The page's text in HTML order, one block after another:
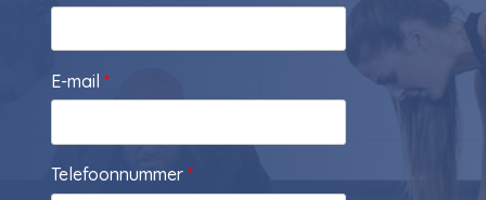
E-mail*
Telefoonnummer*